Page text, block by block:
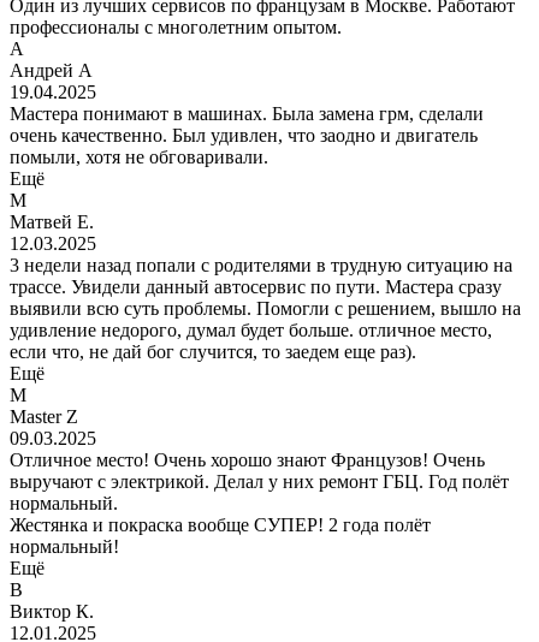
Один из лучших сервисов по французам в Москве. Работают
профессионалы с многолетним опытом.
А
Андрей А
19.04.2025
Мастера понимают в машинах. Была замена грм, сделали
очень качественно. Был удивлен, что заодно и двигатель
помыли, хотя не обговаривали.
Ещё
М
Матвей Е.
12.03.2025
3 недели назад попали с родителями в трудную ситуацию на
трассе. Увидели данный автосервис по пути. Мастера сразу
выявили всю суть проблемы. Помогли с решением, вышло на
удивление недорого, думал будет больше. отличное место,
если что, не дай бог случится, то заедем еще раз).
Ещё
M
Master Z
09.03.2025
Отличное место! Очень хорошо знают Французов! Очень
выручают с электрикой. Делал у них ремонт ГБЦ. Год полëт
нормальный.
Жестянка и покраска вообще СУПЕР! 2 года полëт
нормальный!
Ещё
В
Виктор К.
12.01.2025